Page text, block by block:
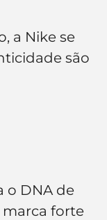
a Nike se
são
o DNA de
marca forte